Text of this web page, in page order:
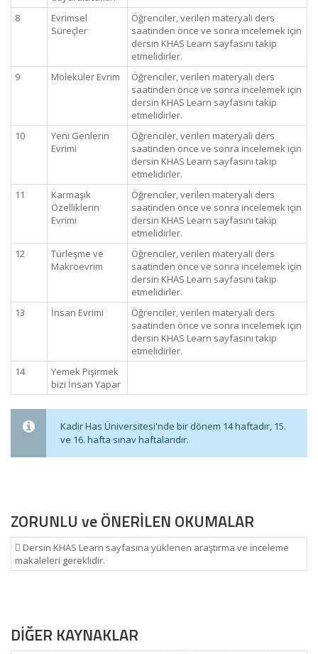
8
Evrimsel
Süreçler
Öğrenciler, verilen materyali ders
saatinden önce ve sonra incelemek için
dersin KHAS Learn sayfasını takip
etmelidirler.
9
Moleküler Evrim
Öğrenciler, verilen materyali ders
saatinden önce ve sonra incelemek için
dersin KHAS Learn sayfasını takip
etmelidirler.
10
Yeni Genlerin
Evrimi
Öğrenciler, verilen materyali ders
saatinden önce ve sonra incelemek için
dersin KHAS Learn sayfasını takip
etmelidirler.
11
Karmaşık
Özelliklerin
Evrimi
Öğrenciler, verilen materyali ders
saatinden önce ve sonra incelemek için
dersin KHAS Learn sayfasını takip
etmelidirler.
12
Türleşme ve
Makroevrim
Öğrenciler, verilen materyali ders
saatinden önce ve sonra incelemek için
dersin KHAS Learn sayfasını takip
etmelidirler.
13
İnsan Evrimi
Öğrenciler, verilen materyali ders
saatinden önce ve sonra incelemek için
dersin KHAS Learn sayfasını takip
etmelidirler.
14
Yemek Pişirmek
bizi İnsan Yapar
Kadir Has Üniversitesi'nde bir dönem 14 haftadır, 15.
ve 16. hafta sınav haftalarıdır.
ZORUNLU ve ÖNERİLEN OKUMALAR
 Dersin KHAS Learn sayfasına yüklenen araştırma ve inceleme
makaleleri gereklidir.
DİĞER KAYNAKLAR